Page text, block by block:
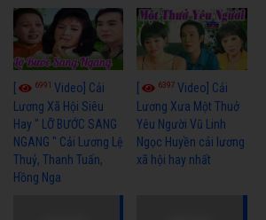
6991 Video] Cải
Lương Xã Hội Siêu
Hay " LỠ BƯỚC SANG
NGANG " Cải Lương Lệ
Thuỷ, Thanh Tuấn,
Hồng Nga
6397Video] Cải
Lương Xưa Một Thuở
Yêu Người Vũ Linh
Ngọc Huyền cải lương
xã hội hay nhất